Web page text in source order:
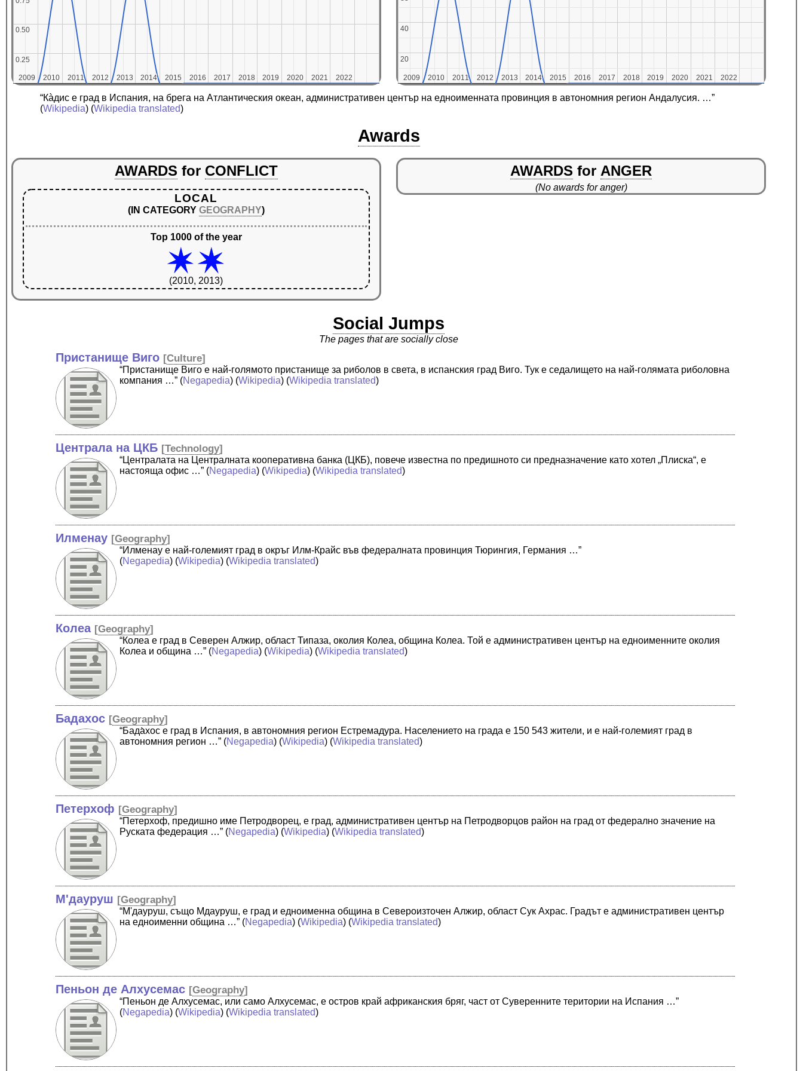
2009
2009 2010
2010 2011
2011 2012
2012 2013
2013 2014
2014 2015
2015 2016
2016 2017
2017 2018
2018 2019
2019 2020
2020 2021
2021 2022
2022
0.25
0.25
0.50
0.50
2009
2009 2010
2010 2011
2011 2012
2012 2013
2013 2014
2014 2015
2015 2016
2016 2017
2017 2018
2018 2019
2019 2020
2020 2021
2021 2022
2022
20
20
40
40
“Кàдис е град в Испания, на брега на Атлантическия океан, административен център на едноименната провинция в автономния регион Андалусия. …”
(Wikipedia) (Wikipedia translated)
Awards
AWARDS for CONFLICT
LOCAL
(IN CATEGORY GEOGRAPHY)
Top 1000 of the year
(2010, 2013)
AWARDS for ANGER
(No awards for anger)
Social Jumps
The pages that are socially close
Пристанище Виго [Culture]
“Пристанище Виго е най-голямото пристанище за риболов в света, в испанския град Виго. Тук е седалището на най-голямата риболовна
компания …” (Negapedia) (Wikipedia) (Wikipedia translated)
Централа на ЦКБ [Technology]
“Централата на Централната кооперативна банка (ЦКБ), повече известна по предишното си предназначение като хотел „Плиска“, е
настояща офис …” (Negapedia) (Wikipedia) (Wikipedia translated)
Илменау [Geography]
“Илменау е най-големият град в окръг Илм-Крайс във федералната провинция Тюрингия, Германия …”
(Negapedia) (Wikipedia) (Wikipedia translated)
Колеа [Geography]
“Колеа е град в Северен Алжир, област Типаза, околия Колеа, община Колеа. Той е административен център на едноименните околия
Колеа и община …” (Negapedia) (Wikipedia) (Wikipedia translated)
Бадахос [Geography]
“Бада̀хос е град в Испания, в автономния регион Естремадура. Населението на града е 150 543 жители, и е най-големият град в
автономния регион …” (Negapedia) (Wikipedia) (Wikipedia translated)
Петерхоф [Geography]
“Петерхоф, предишно име Петродворец, е град, административен център на Петродворцов район на град от федерално значение на
Руската федерация …” (Negapedia) (Wikipedia) (Wikipedia translated)
М'дауруш [Geography]
“М'дауруш, също Мдауруш, е град и едноименна община в Североизточен Алжир, област Сук Ахрас. Градът е административен център
на едноименни община …” (Negapedia) (Wikipedia) (Wikipedia translated)
Пеньон де Алхусемас [Geography]
“Пеньон де Алхусемас, или само Алхусемас, е остров край африканския бряг, част от Суверенните територии на Испания …”
(Negapedia) (Wikipedia) (Wikipedia translated)